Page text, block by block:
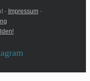
- Impressum-